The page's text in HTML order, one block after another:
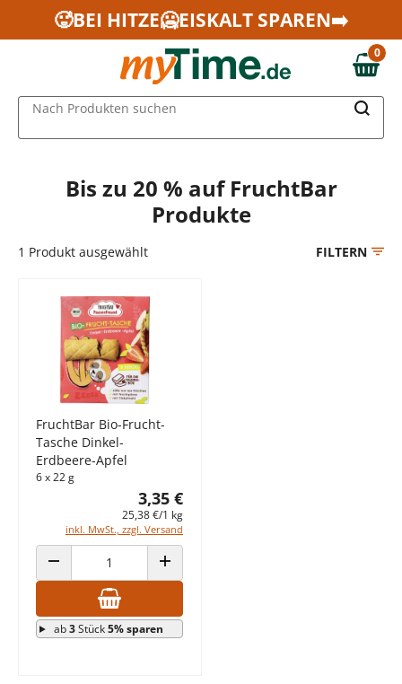
Zum Hauptinhalt springen
Zur Navigation springen
Zur Suche springen
🥵BEI HITZE🥶EISKALT SPAREN➡️
0,00 €
0
Nach Produkten suchen
Bis zu 20 % auf FruchtBar
Produkte
1 Produkt ausgewählt FILTERN
FruchtBar Bio-Frucht-
Tasche Dinkel-
Erdbeere-Apfel
6 x 22 g
3,35 €
25,38 €/1 kg
inkl. MwSt., zzgl. Versand
ANZAHL VERRINGERN ANZAHL ERHÖHEN
ab3Stück5% sparen